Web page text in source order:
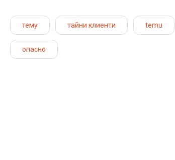
тему тайни клиенти temu
опасно